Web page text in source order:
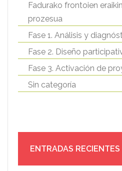
Fadurako frontoien
prozesua
Fase 1. Análisis y
Fase 2. Diseño
Fase 3. Activación de
Sin categoría
ENTRADAS RECIENTES